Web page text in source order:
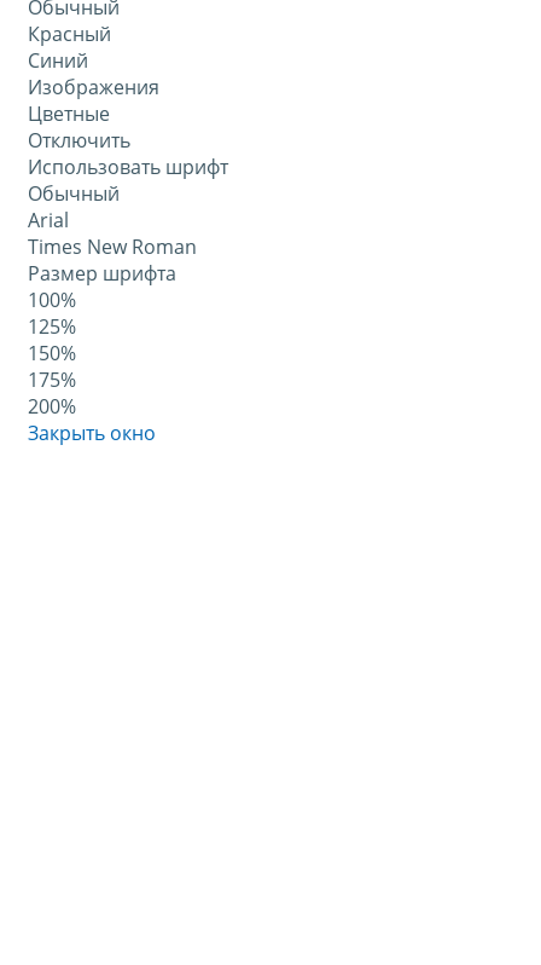
Обычный
Красный
Синий
Изображения
Цветные
Отключить
Использовать шрифт
Обычный
Arial
Times New Roman
Размер шрифта
100%
125%
150%
175%
200%
Закрыть окно